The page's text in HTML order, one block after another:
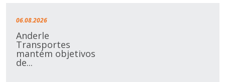
06.08.2026
Anderle
Transportes
mantém objetivos
de...